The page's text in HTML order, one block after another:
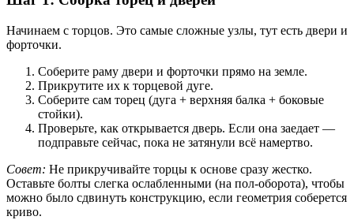
Начинаем с торцов. Это самые сложные узлы, тут есть двери и
форточки.
Соберите раму двери и форточки прямо на земле.
Прикрутите их к торцевой дуге.
Соберите сам торец (дуга + верхняя балка + боковые
стойки).
Проверьте, как открывается дверь. Если она заедает —
подправьте сейчас, пока не затянули всё намертво.
Совет: Не прикручивайте торцы к основе сразу жестко.
Оставьте болты слегка ослабленными (на пол-оборота), чтобы
можно было сдвинуть конструкцию, если геометрия соберется
криво.